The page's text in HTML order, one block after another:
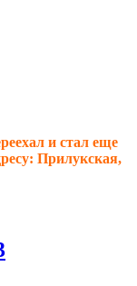
и стал еще
Прилукская,